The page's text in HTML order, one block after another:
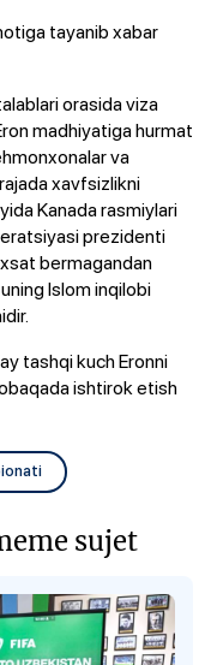
tayanib xabar
orasida viza
madhiyatiga hurmat
va
xavfsizlikni
Kanada rasmiylari
prezidenti
bermagandan
Islom inqilobi
tashqi kuch Eronni
ishtirok etish
sujet